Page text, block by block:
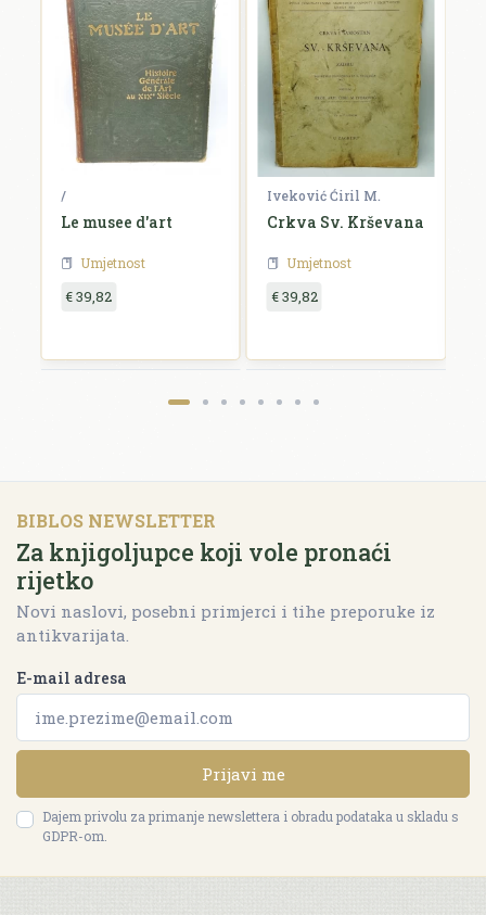
/
Le musee d'art
Umjetnost
€ 39,82
Iveković Ćiril M.
Crkva Sv. Krševana
Umjetnost
€ 39,82
BIBLOS NEWSLETTER
Za knjigoljupce koji vole pronaći
rijetko
Novi naslovi, posebni primjerci i tihe preporuke iz
antikvarijata.
E-mail adresa
Prijavi me
Dajem privolu za primanje newslettera i obradu podataka u skladu s
GDPR-om.